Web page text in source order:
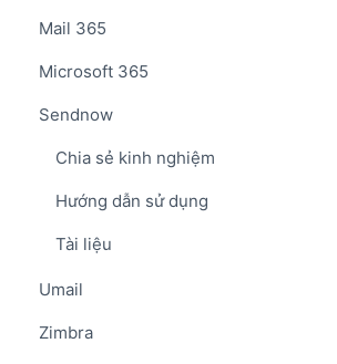
Mail 365
Microsoft 365
Sendnow
Chia sẻ kinh nghiệm
Hướng dẫn sử dụng
Tài liệu
Umail
Zimbra